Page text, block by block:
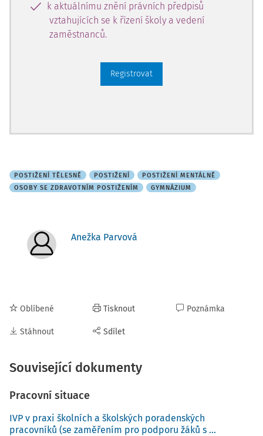
k aktuálnímu znění právních předpisů
vztahujících se k řízení školy a vedení
zaměstnanců.
Registrovat
POSTIŽENÍ TĚLESNĚ POSTIŽENÍ
POSTIŽENÍ MENTÁLNĚ
OSOBY SE ZDRAVOTNÍM POSTIŽENÍM
GYMNÁZIUM
Anežka Parvová
Oblíbené
Stáhnout
Tisknout
Sdílet
Poznámka
Související dokumenty
Pracovní situace
IVP v praxi školních a školských poradenských
pracovníků (se zaměřením pro podporu žáků s ...